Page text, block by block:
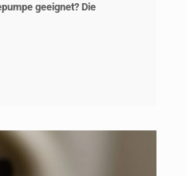
geeignet? Die